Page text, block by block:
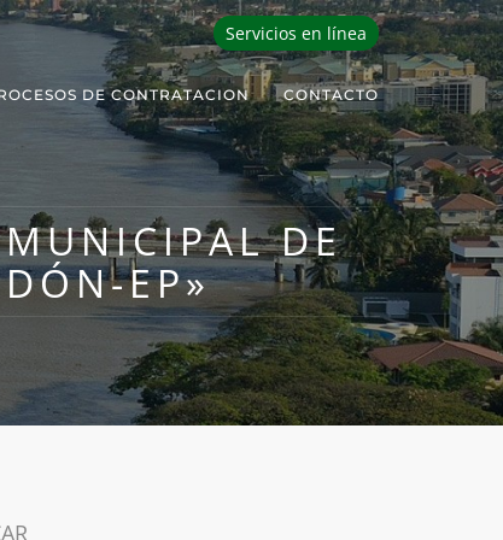
Servicios en línea
DE CONTRATACION CONTACTO
DE
EP»